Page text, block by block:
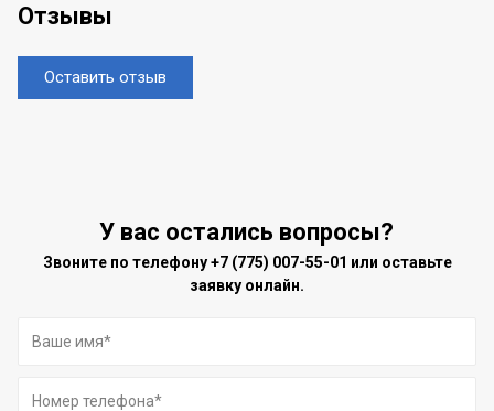
Отзывы
Оставить отзыв
У вас остались вопросы?
Звоните по телефону+7 (775) 007-55-01 или оставьте
заявку онлайн.